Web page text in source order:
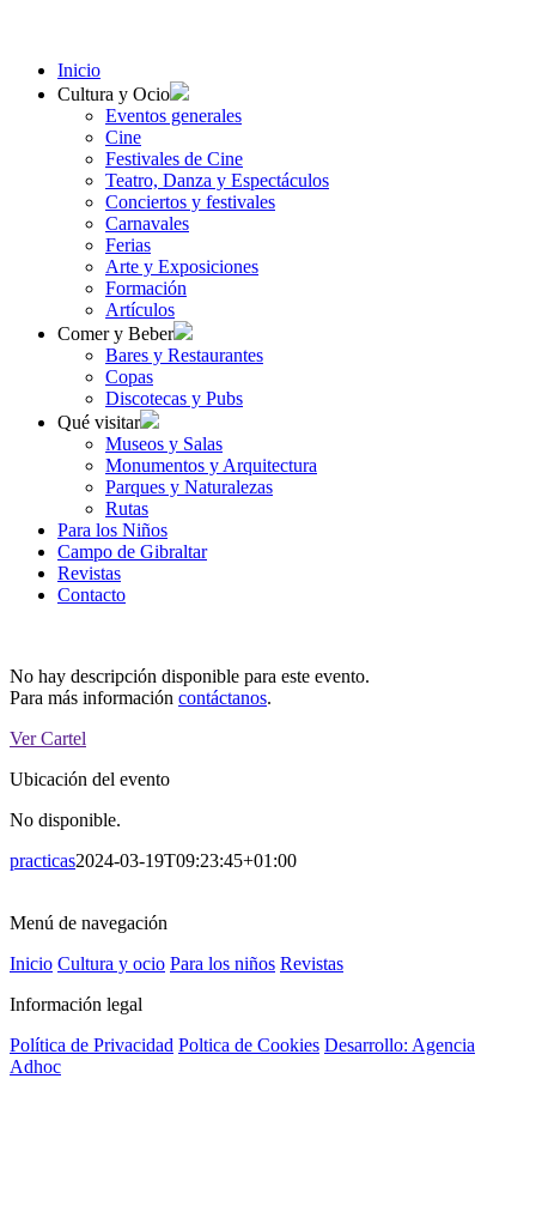
Inicio
Cultura y Ocio
Eventos generales
Cine
Festivales de Cine
Teatro, Danza y Espectáculos
Conciertos y festivales
Carnavales
Ferias
Arte y Exposiciones
Formación
Artículos
Comer y Beber
Bares y Restaurantes
Copas
Discotecas y Pubs
Qué visitar
Museos y Salas
Monumentos y Arquitectura
Parques y Naturalezas
Rutas
Para los Niños
Campo de Gibraltar
Revistas
Contacto
No hay descripción disponible para este evento.
Para más información contáctanos.
Ver Cartel
Ubicación del evento
No disponible.
practicas2024-03-19T09:23:45+01:00
Menú de navegación
Inicio Cultura y ocio Para los niños Revistas
Información legal
Política de Privacidad Poltica de Cookies Desarrollo: Agencia
Adhoc